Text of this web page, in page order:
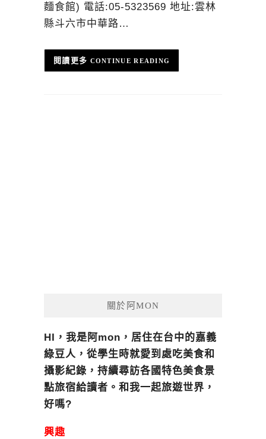
麵食館) 電話:05-5323569 地址:雲林
縣斗六市中華路…
CONTINUE READING
關於阿MON
HI，我是阿mon，居住在台中的嘉義
綠豆人，從學生時就愛到處吃美食和
攝影紀錄，持續尋訪各國特色美食景
點旅宿給讀者。和我一起旅遊世界，
好嗎?
興趣